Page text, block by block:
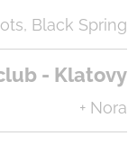
Black Spring
- Klatovy
+ Nora